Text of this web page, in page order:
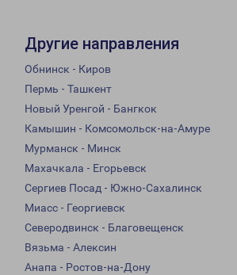
Другие направления
Обнинск - Киров
Пермь - Ташкент
Новый Уренгой - Бангкок
Камышин - Комсомольск-на-Амуре
Мурманск - Минск
Махачкала - Егорьевск
Сергиев Посад - Южно-Сахалинск
Миасс - Георгиевск
Северодвинск - Благовещенск
Вязьма - Алексин
Анапа - Ростов-на-Дону